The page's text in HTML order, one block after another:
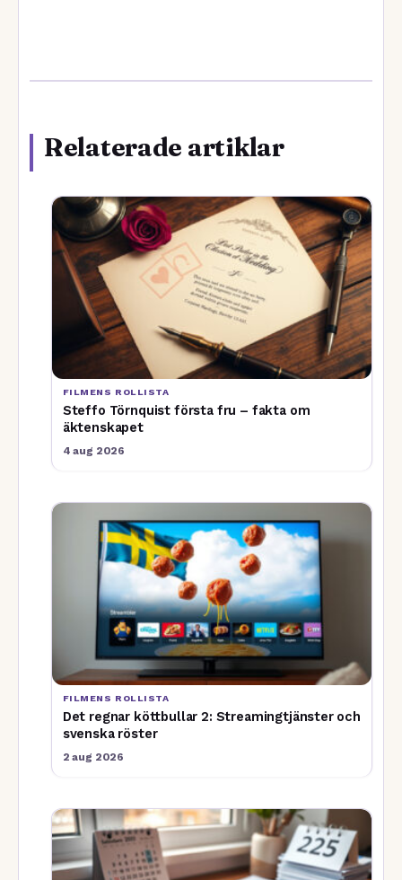
Relaterade artiklar
FILMENS ROLLISTA
Steffo Törnquist första fru – fakta om
äktenskapet
4 aug 2026
FILMENS ROLLISTA
Det regnar köttbullar 2: Streamingtjänster och
svenska röster
2 aug 2026